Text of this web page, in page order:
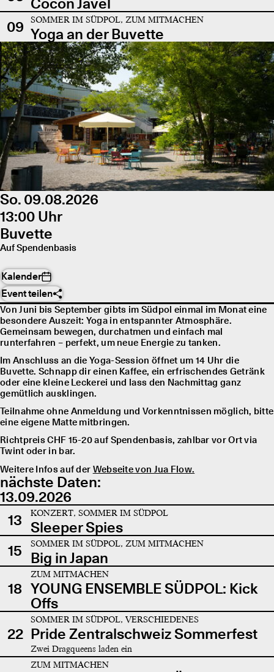
09
SOMMER IM SÜDPOL, ZUM MITMACHEN
Yoga an der Buvette
So. 09.08.2026
13:00 Uhr
Buvette
Auf Spendenbasis
Kalender
Event teilen
Von Juni bis September gibts im Südpol einmal im Monat eine
besondere Auszeit: Yoga in entspannter Atmosphäre.
Gemeinsam bewegen, durchatmen und einfach mal
runterfahren – perfekt, um neue Energie zu tanken.
Im Anschluss an die Yoga-Session öffnet um 14 Uhr die
Buvette. Schnapp dir einen Kaffee, ein erfrischendes Getränk
oder eine kleine Leckerei und lass den Nachmittag ganz
gemütlich ausklingen.
Teilnahme ohne Anmeldung und Vorkenntnissen möglich, bitte
eine eigene Matte mitbringen.
Richtpreis CHF 15-20 auf Spendenbasis, zahlbar vor Ort via
Twint oder in bar.
Weitere Infos auf der Webseite von Jua Flow.
nächste Daten:
13.09.2026
13
KONZERT, SOMMER IM SÜDPOL
Sleeper Spies
15
SOMMER IM SÜDPOL, ZUM MITMACHEN
Big in Japan
18
ZUM MITMACHEN
YOUNG ENSEMBLE SÜDPOL: Kick
Offs
22
SOMMER IM SÜDPOL, VERSCHIEDENES
Pride Zentralschweiz Sommerfest
Zwei Dragqueens laden ein
ZUM MITMACHEN